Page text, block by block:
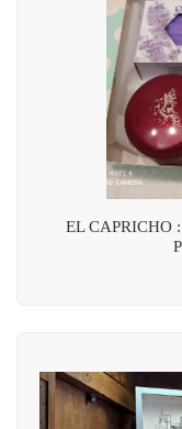
EL CAPRICHO